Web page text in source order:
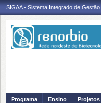
SIGAA - Sistema Integrado de
Programa Ensino Projetos